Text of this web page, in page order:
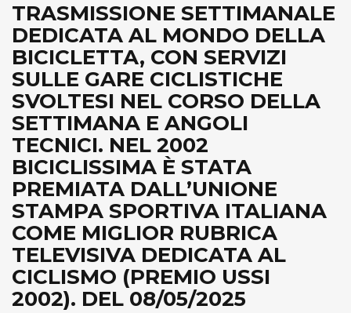
TRASMISSIONE SETTIMANALE
DEDICATA AL MONDO DELLA
BICICLETTA, CON SERVIZI
SULLE GARE CICLISTICHE
SVOLTESI NEL CORSO DELLA
SETTIMANA E ANGOLI
TECNICI. NEL 2002
BICICLISSIMA È STATA
PREMIATA DALL’UNIONE
STAMPA SPORTIVA ITALIANA
COME MIGLIOR RUBRICA
TELEVISIVA DEDICATA AL
CICLISMO (PREMIO USSI
2002). DEL 08/05/2025